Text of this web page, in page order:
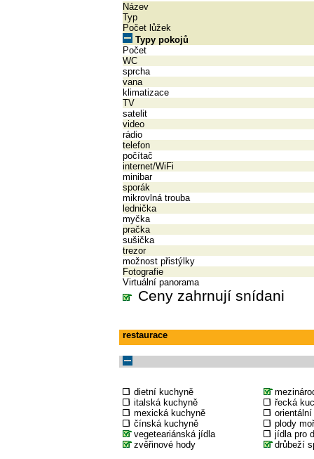
Název
Typ
Počet lůžek
Typy pokojů
Počet
WC
sprcha
vana
klimatizace
TV
satelit
video
rádio
telefon
počítač
internet/WiFi
minibar
sporák
mikrovlná trouba
lednička
myčka
pračka
sušička
trezor
možnost přistýlky
Fotografie
Virtuální panorama
Ceny zahrnují snídani
restaurace
dietní kuchyně
italská kuchyně
řecká
mexická kuchyně
čínská kuchyně
plody
vegeteariánská jídla
jídla pro
zvěřinové hody
drůbeží